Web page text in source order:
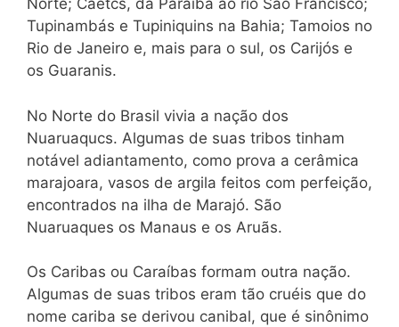
Norte; Caetcs, da Paraíba ao rio São Francisco;
Tupinambás e Tupiniquins na Bahia; Tamoios no
Rio de Janeiro e, mais para o sul, os Carijós e
os Guaranis.
No Norte do Brasil vivia a nação dos
Nuaruaqucs. Algumas de suas tribos tinham
notável adiantamento, como prova a cerâmica
marajoara, vasos de argila feitos com perfeição,
encontrados na ilha de Marajó. São
Nuaruaques os Manaus e os Aruãs.
Os Caribas ou Caraíbas formam outra nação.
Algumas de suas tribos eram tão cruéis que do
nome cariba se derivou canibal, que é sinônimo